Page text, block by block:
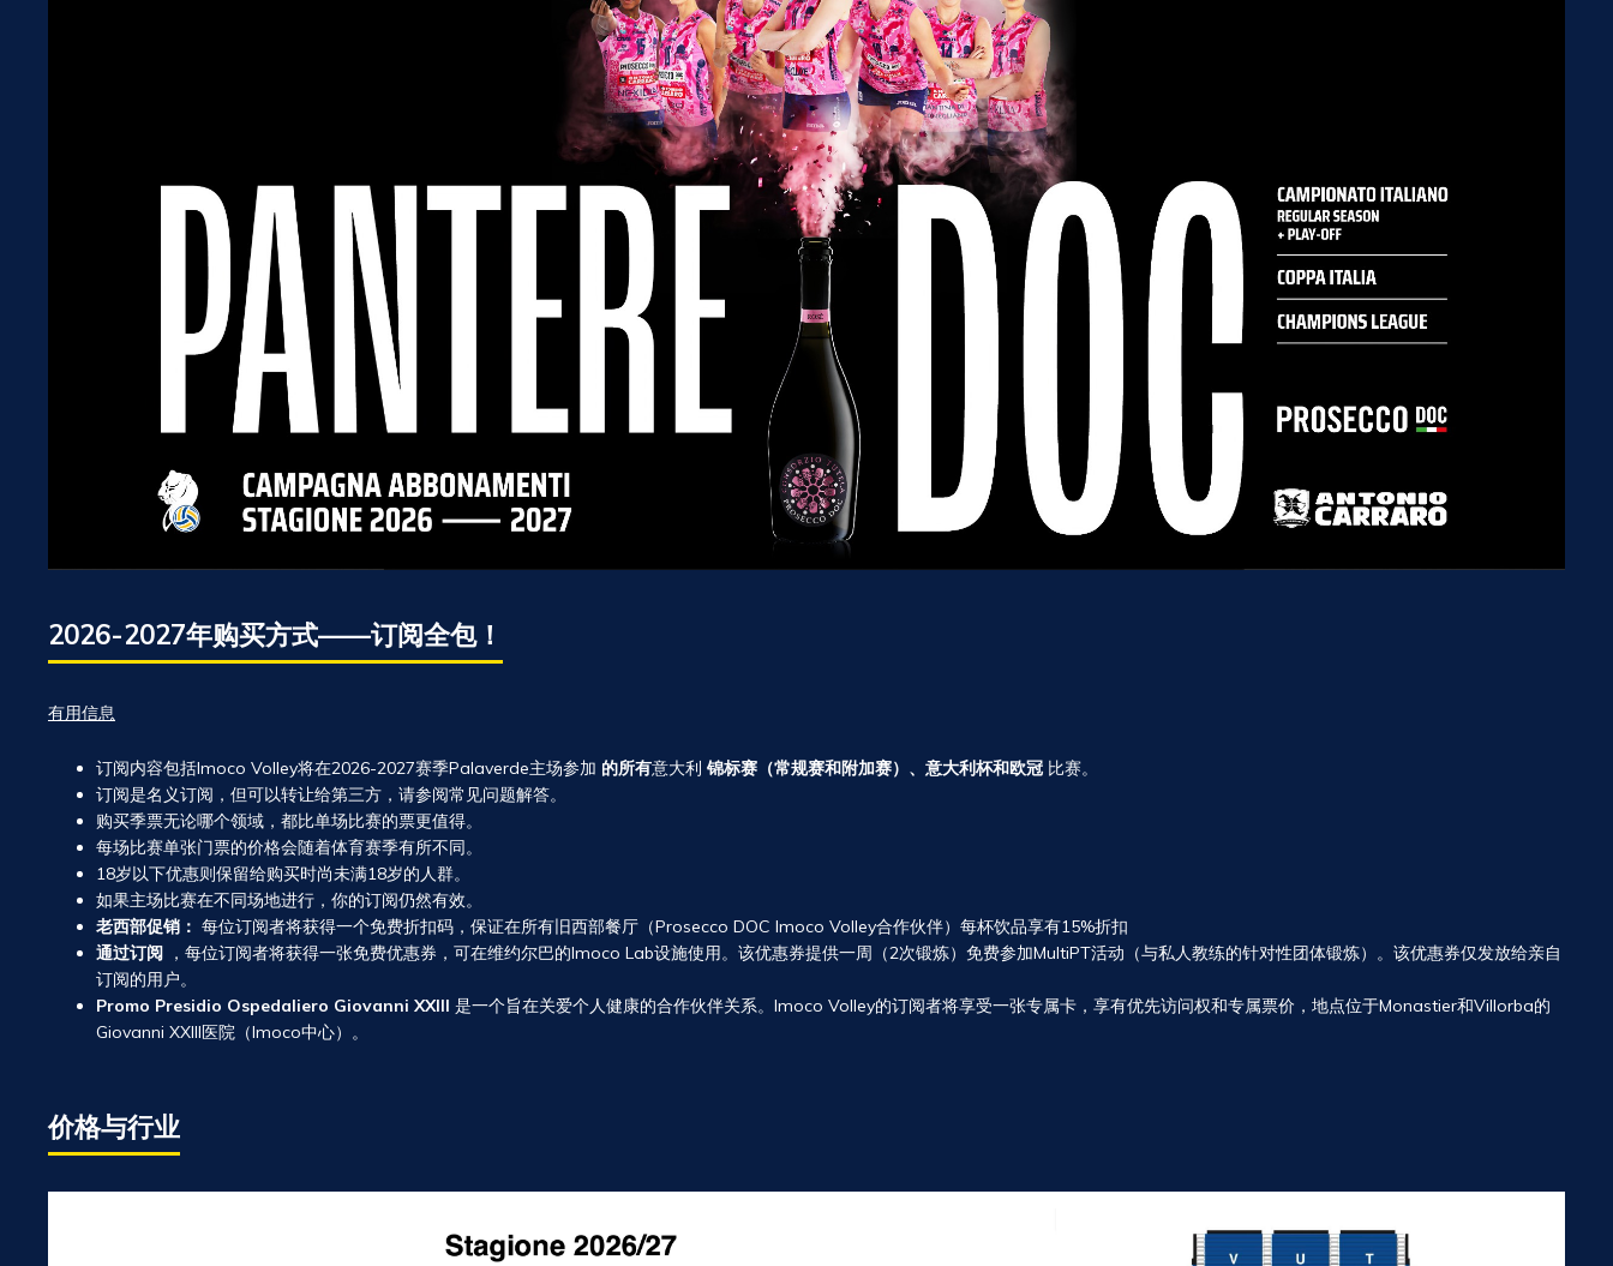
2026-2027年购买方式——订阅全包！
有用信息
订阅内容包括Imoco Volley将在2026-2027赛季Palaverde主场参加 的所有意大利 锦标赛（常规赛和附加赛）、意大利杯和欧冠 比赛。
订阅是名义订阅，但可以转让给第三方，请参阅常见问题解答。
购买季票无论哪个领域，都比单场比赛的票更值得。
每场比赛单张门票的价格会随着体育赛季有所不同。
18岁以下优惠则保留给购买时尚未满18岁的人群。
如果主场比赛在不同场地进行，你的订阅仍然有效。
老西部促销： 每位订阅者将获得一个免费折扣码，保证在所有旧西部餐厅（Prosecco DOC Imoco Volley合作伙伴）每杯饮品享有15%折扣
通过订阅 ，每位订阅者将获得一张免费优惠券，可在维约尔巴的Imoco Lab设施使用。该优惠券提供一周（2次锻炼）免费参加MultiPT活动（与私人教练的针对性团体锻炼）。该优惠券仅发放给亲自
订阅的用户。
Promo Presidio Ospedaliero Giovanni XXIII 是一个旨在关爱个人健康的合作伙伴关系。Imoco Volley的订阅者将享受一张专属卡，享有优先访问权和专属票价，地点位于Monastier和Villorba的
Giovanni XXIII医院（Imoco中心）。
价格与行业